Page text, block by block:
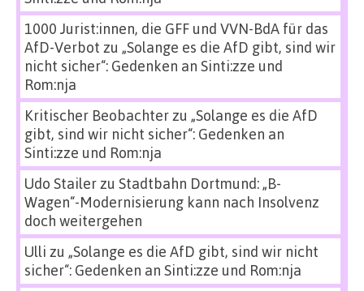
1000 Jurist:innen, die GFF und VVN-BdA für das
AfD-Verbot zu „Solange es die AfD gibt, sind wir
nicht sicher“: Gedenken an Sinti:zze und
Rom:nja
Kritischer Beobachterzu „Solange es die AfD
gibt, sind wir nicht sicher“: Gedenken an
Sinti:zze und Rom:nja
Udo Stailerzu Stadtbahn Dortmund: „B-
Wagen“-Modernisierung kann nach Insolvenz
doch weitergehen
Ulli zu „Solange es die AfD gibt, sind wir nicht
sicher“: Gedenken an Sinti:zze und Rom:nja